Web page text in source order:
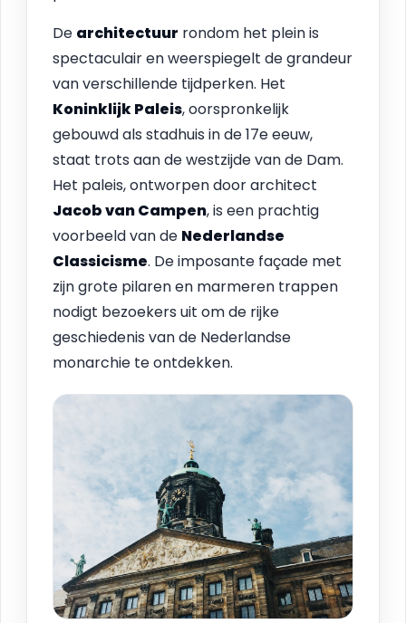
De architectuur rondom het plein is
spectaculair en weerspiegelt de grandeur
van verschillende tijdperken. Het
Koninklijk Paleis, oorspronkelijk
gebouwd als stadhuis in de 17e eeuw,
staat trots aan de westzijde van de Dam.
Het paleis, ontworpen door architect
Jacob van Campen, is een prachtig
voorbeeld van de Nederlandse
Classicisme. De imposante façade met
zijn grote pilaren en marmeren trappen
nodigt bezoekers uit om de rijke
geschiedenis van de Nederlandse
monarchie te ontdekken.